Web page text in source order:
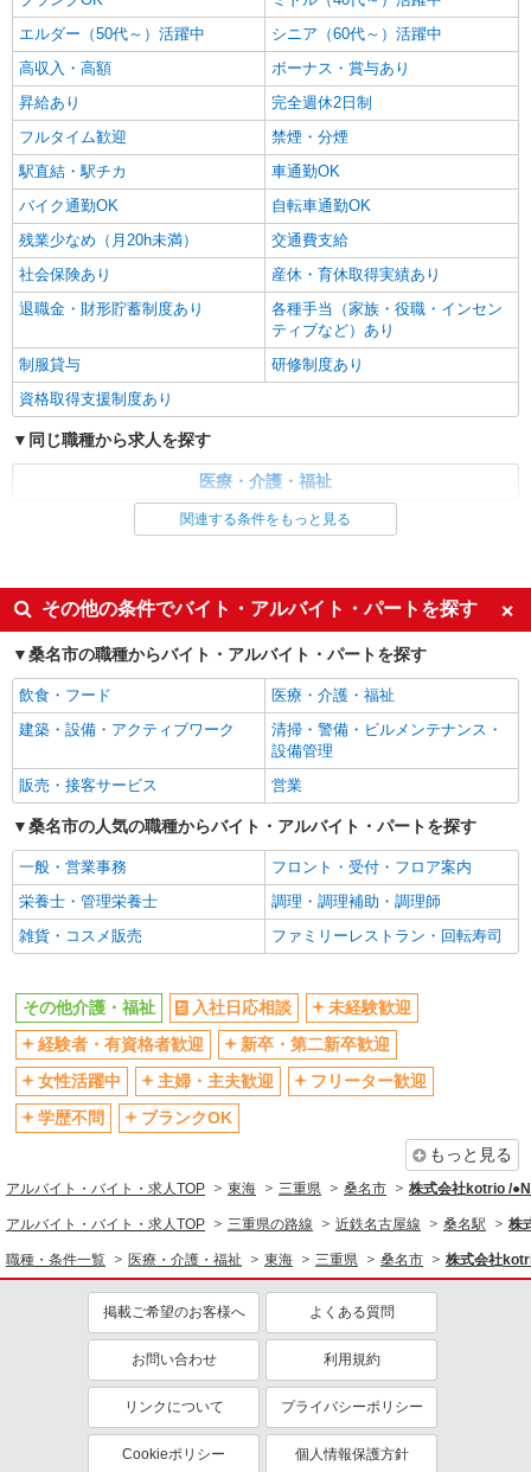
エルダー（50代～）活躍中
シニア（60代～）活躍中
高収入・高額
ボーナス・賞与あり
昇給あり
完全週休2日制
フルタイム歓迎
禁煙・分煙
駅直結・駅チカ
車通勤OK
バイク通勤OK
自転車通勤OK
残業少なめ（月20h未満）
交通費支給
社会保険あり
産休・育休取得実績あり
退職金・財形貯蓄制度あり
各種手当（家族・役職・インセン
ティブなど）あり
制服貸与
研修制度あり
資格取得支援制度あり
同じ職種から求人を探す
医療・介護・福祉
同じ特徴から求人を探す
ボーナス・賞与あり
車通勤OK
交通費支給
社会保険あり
産休・育休取得実績あり
関連する条件をもっと見る
その他の条件でバイト・アルバイト・パートを探す
桑名市の職種からバイト・アルバイト・パートを探す
飲食・フード
医療・介護・福祉
建築・設備・アクティブワーク
清掃・警備・ビルメンテナンス・
設備管理
販売・接客サービス
営業
桑名市の人気の職種からバイト・アルバイト・パートを探す
一般・営業事務
フロント・受付・フロア案内
栄養士・管理栄養士
調理・調理補助・調理師
雑貨・コスメ販売
ファミリーレストラン・回転寿司
その他介護・福祉 入社日応相談
未経験歓迎
経験者・有資格者歓迎
新卒・第二新卒歓迎
女性活躍中
主婦・主夫歓迎
フリーター歓迎
学歴不問
ブランクOK
もっと見る
アルバイト・バイト・求人TOP 東海 三重県 桑名市 株式会社kotrio /
アルバイト・バイト・求人TOP 三重県の路線 近鉄名古屋線 桑名駅 株
職種・条件一覧 医療・介護・福祉 東海 三重県 桑名市 株式会社
掲載ご希望のお客様へ よくある質問
お問い合わせ 利用規約
リンクについて プライバシーポリシー
Cookieポリシー 個人情報保護方針